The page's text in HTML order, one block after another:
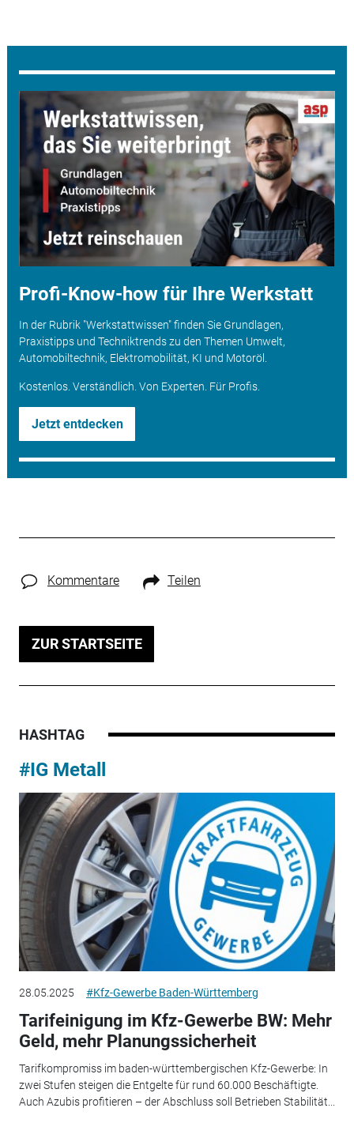
Profi-Know-how für Ihre Werkstatt
In der Rubrik "Werkstattwissen" finden Sie Grundlagen,
Praxistipps und Techniktrends zu den Themen Umwelt,
Automobiltechnik, Elektromobilität, KI und Motoröl.
Kostenlos. Verständlich. Von Experten. Für Profis.
Jetzt entdecken
Kommentare Teilen
ZUR STARTSEITE
HASHTAG
#IG Metall
28.05.2025 #Kfz-Gewerbe Baden-Württemberg
Tarifeinigung im Kfz-Gewerbe BW: Mehr
Geld, mehr Planungssicherheit
Tarifkompromiss im baden-württembergischen Kfz-Gewerbe: In
zwei Stufen steigen die Entgelte für rund 60.000 Beschäftigte.
Auch Azubis profitieren – der Abschluss soll Betrieben Stabilität...